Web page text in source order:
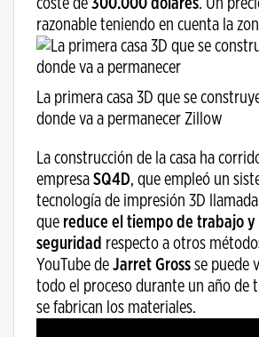
coste de 300.000 dólares. Un
razonable teniendo en cuenta la
La primera casa 3D que se
donde va a permanecer Zillow
La construcción de la casa ha
empresa SQ4D, que empleó un
tecnología de impresión 3D llamada
que reduce el tiempo de trabajo y
seguridad respecto a otros
YouTube de Jarret Gross se puede
todo el proceso durante un año de
se fabrican los materiales.